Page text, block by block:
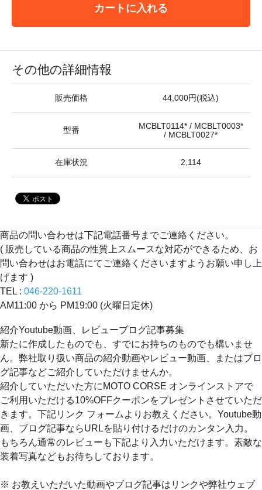
カートに入れる
その他の詳細情報
販売価格 44,000円(税込)
型番
MCBLT0114* / MCBLT0003*
/ MCBLT0027*
在庫状況 2,114
商品の問い合わせは下記電話番号までご連絡ください。
( 販売している商品の性質上スムースな対応ができるため、お
問い合わせはお電話にてご連絡くださいますようお願い申し上
げます )
TEL : 046-220-1611
AM11:00 から PM19:00 (火曜日定休)
紹介Youtube動画、レビューブログ記事募集
新たに作成したものでも、すでにお持ちのものでも構いませ
ん。弊社取り扱い商品の紹介動画やレビュー動画、またはブロ
グ記事などご紹介していただけませんか。
紹介していただいた方にMOTO CORSE オンラインストアで
ご利用いただける10%OFFクーポンをプレゼントさせていただ
きます。下記リンク フォームよりお教えください。Youtube動
画、ブログ記事ならURLを貼り付けるだけのカンタン入力。
もちろん通常のレビューも下記より入力いただけます。素敵な
装着写真などもお待ちしております。
※ お教えいただいた動画やブログ記事はリンクや弊社ウェブ